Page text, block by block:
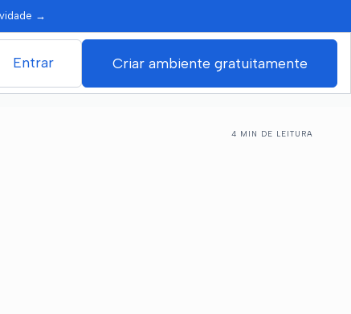
→
Entrar Criar ambiente gratuitamente
4 MIN DE LEITURA